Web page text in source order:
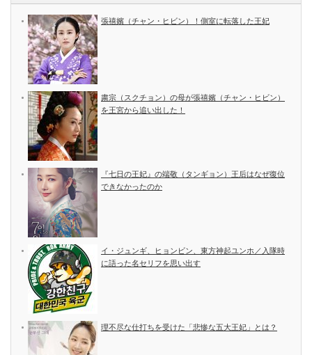
張禧嬪（チャン・ヒビン）！側室に転落した王妃
粛宗（スクチョン）の母が張禧嬪（チャン・ヒビン）
を王宮から追い出した！
『七日の王妃』の端敬（タンギョン）王后はなぜ復位
できなかったのか
イ・ジュンギ、ヒョンビン、東方神起ユンホ／入隊時
に語った名セリフを思い出す
理不尽な仕打ちを受けた「悲惨な五大王妃」とは？